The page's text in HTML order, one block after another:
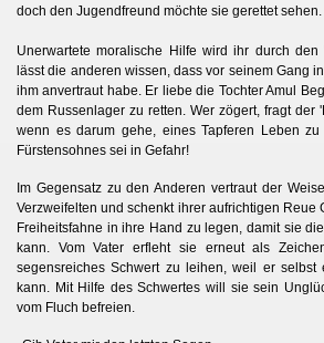
doch den Jugendfreund möchte sie gerettet sehen.
Unerwartete moralische Hilfe wird ihr durch den
lässt die anderen wissen, dass vor seinem Gang
ihm anvertraut habe. Er liebe die Tochter Amul
dem Russenlager zu retten. Wer zögert, fragt der
wenn es darum gehe, eines Tapferen Leben
Fürstensohnes sei in Gefahr!
Im Gegensatz zu den Anderen vertraut der
Verzweifelten und schenkt ihrer aufrichtigen Reue
Freiheitsfahne in ihre Hand zu legen, damit sie
kann. Vom Vater erfleht sie erneut als
segensreiches Schwert zu leihen, weil er selbst
kann. Mit Hilfe des Schwertes will sie sein
vom Fluch befreien.